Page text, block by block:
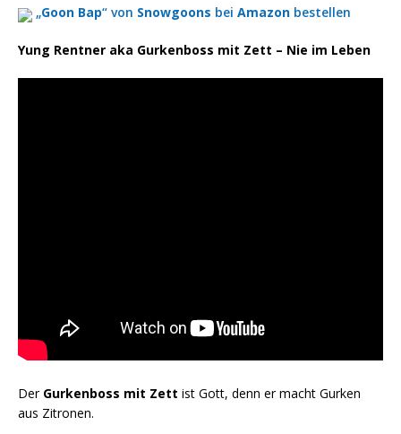
„Goon Bap“ von Snowgoons bei Amazon bestellen
Yung Rentner aka Gurkenboss mit Zett – Nie im Leben
Der Gurkenboss mit Zett ist Gott, denn er macht Gurken
aus Zitronen.